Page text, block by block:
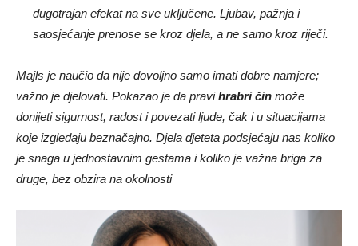
dugotrajan efekat na sve uključene. Ljubav, pažnja i
saosjećanje prenose se kroz djela, a ne samo kroz riječi.
Majls je naučio da nije dovoljno samo imati dobre namjere;
važno je djelovati. Pokazao je da pravihrabri čin može
donijeti sigurnost, radost i povezati ljude, čak i u situacijama
koje izgledaju beznačajno. Djela djeteta podsjećaju nas koliko
je snaga u jednostavnim gestama i koliko je važna briga za
druge, bez obzira na okolnosti